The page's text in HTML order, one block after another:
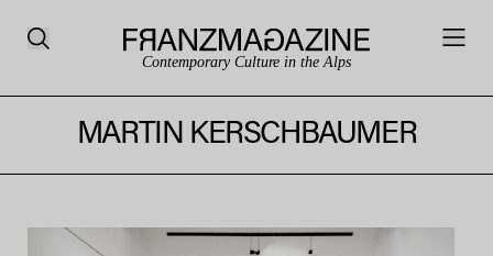
Contemporary Culture in the Alps
MARTIN KERSCHBAUMER